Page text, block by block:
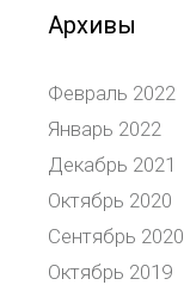
Архивы
Февраль 2022
Январь 2022
Декабрь 2021
Октябрь 2020
Сентябрь 2020
Октябрь 2019